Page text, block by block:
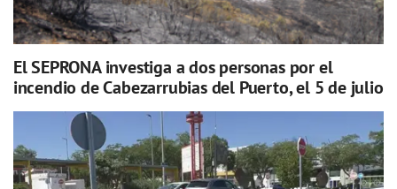
El SEPRONA investiga a dos personas por el
incendio de Cabezarrubias del Puerto, el 5 de julio